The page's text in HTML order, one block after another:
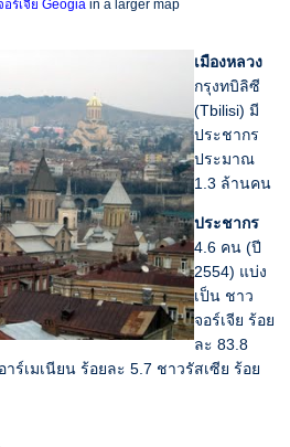
ร์เจีย Geogia in a larger map
เมืองหลวง
กรุงทบิลิซี
(Tbilisi) มี
ประชากร
ประมาณ
1.3 ล้านคน
ประชากร
4.6 คน (ปี
2554) แบ่ง
เป็น ชาว
จอร์เจีย ร้อย
ละ 83.8
ร์เมเนียน ร้อยละ 5.7 ชาวรัสเซีย ร้อย